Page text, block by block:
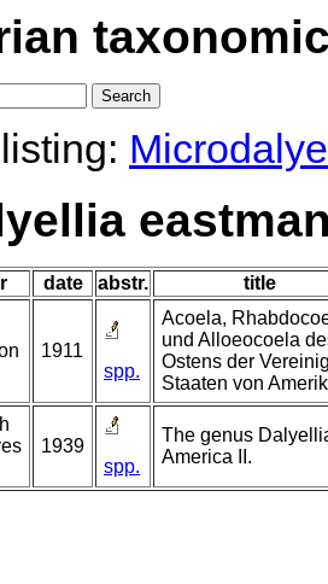
date abstr. title
1911
spp.
Acoela,
und Alloeocoela
Ostens der
Staaten von
1939
spp.
The genus
America II.